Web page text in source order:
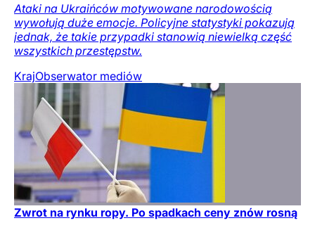
Ataki na Ukraińców motywowane narodowością
wywołują duże emocje. Policyjne statystyki pokazują
jednak, że takie przypadki stanowią niewielką część
wszystkich przestępstw.
KrajObserwator mediów
Zwrot na rynku ropy. Po spadkach ceny znów rosną